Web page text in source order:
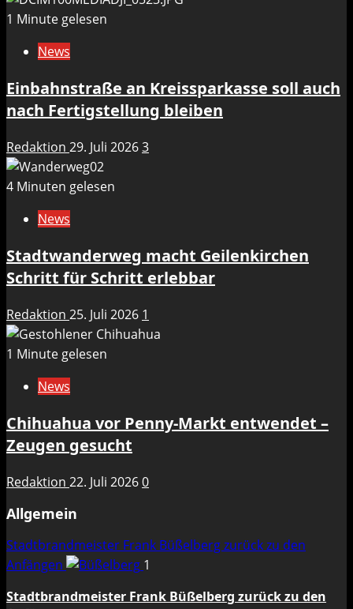
1 Minute gelesen
News
Einbahnstraße an Kreissparkasse soll auch
nach Fertigstellung bleiben
Redaktion 29. Juli 20263
4 Minuten gelesen
News
Stadtwanderweg macht Geilenkirchen
Schritt für Schritt erlebbar
Redaktion 25. Juli 2026 1
1 Minute gelesen
News
Chihuahua vor Penny-Markt entwendet –
Zeugen gesucht
Redaktion 22. Juli 20260
Allgemein
Stadtbrandmeister Frank Büßelberg zurück zu den
Anfängen
1
Stadtbrandmeister Frank Büßelberg zurück zu den